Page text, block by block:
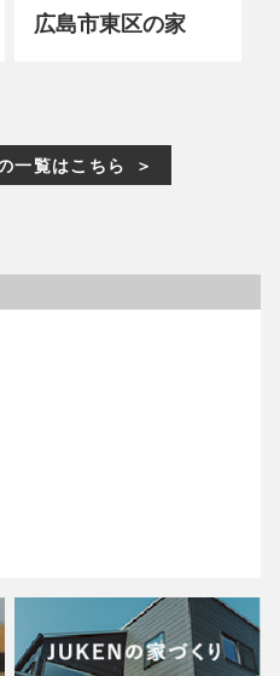
広島市東区の家
一覧はこちら